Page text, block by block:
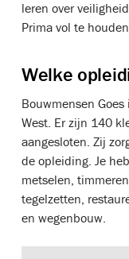
leren over
Prima vol te
Welke
Bouwmensen
West. Er zijn 140
aangesloten. Zij
de opleiding. Je
metselen,
tegelzetten,
en wegenbouw.